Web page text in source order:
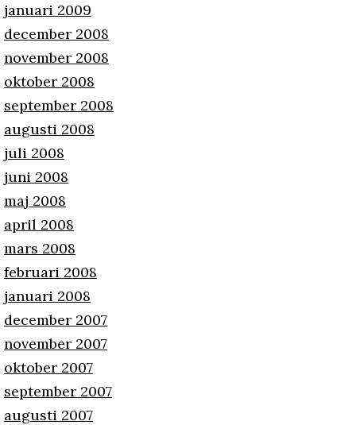
januari 2009
december 2008
november 2008
oktober 2008
september 2008
augusti 2008
juli 2008
juni 2008
maj 2008
april 2008
mars 2008
februari 2008
januari 2008
december 2007
november 2007
oktober 2007
september 2007
augusti 2007